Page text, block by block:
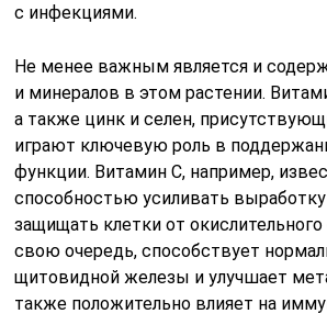
с инфекциями.
Не менее важным является и
и минералов в этом растении.
а также цинк и селен,
играют ключевую роль в
функции. Витамин C, например,
способностью усиливать выработку
защищать клетки от окислительного
свою очередь, способствует
щитовидной железы и улучшает
также положительно влияет на